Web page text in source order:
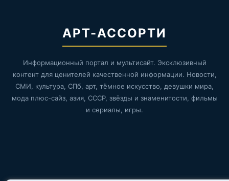
АРТ-АССОРТИ
Информационный портал и мультисайт. Эксклюзивный
контент для ценителей качественной информации. Новости,
СМИ, культура, СПб, арт, тёмное искусство, девушки мира,
мода плюс-сайз, азия, СССР, звёзды и знаменитости, фильмы
и сериалы, игры.